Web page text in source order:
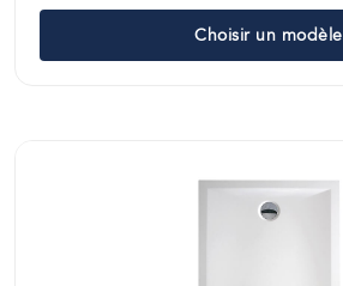
Choisir un modèle